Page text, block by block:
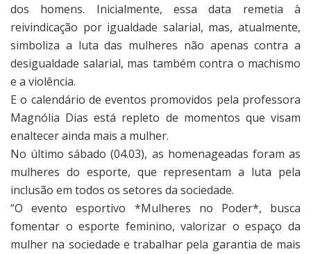
dos homens. Inicialmente, essa data remetia à
reivindicação por igualdade salarial, mas, atualmente,
simboliza a luta das mulheres não apenas contra a
desigualdade salarial, mas também contra o machismo
e a violência.
E o calendário de eventos promovidos pela professora
Magnólia Dias está repleto de momentos que visam
enaltecer ainda mais a mulher.
No último sábado (04.03), as homenageadas foram as
mulheres do esporte, que representam a luta pela
inclusão em todos os setores da sociedade.
“O evento esportivo *Mulheres no Poder*, busca
fomentar o esporte feminino, valorizar o espaço da
mulher na sociedade e trabalhar pela garantia de mais